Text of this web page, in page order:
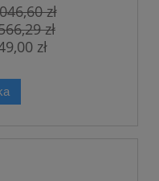
zł
zł
zł